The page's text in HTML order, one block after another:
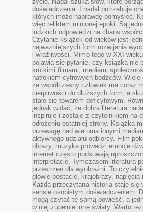
doświadczenia. I nadal potrzebuje
których może naprawdę pomyśleć.
więc reliktem minionej epoki. Są
ludzkich odpowiedzi na chaos
Czytanie książek od wieków jest
najważniejszych form rozwijania
i wrażliwości. Mimo tego w XXI
pojawia się pytanie, czy książka nie
krótkimi filmami, mediami
natłokiem cyfrowych bodźców.
że współczesny człowiek ma coraz
cierpliwości do dłuższych form, a
stało się towarem deficytowym.
jednak widać, że dobra literatura
inspiruje i zostaje z czytelnikiem na
odłożeniu ostatniej strony. Książka
przewagę nad wieloma innymi
aktywnego udziału odbiorcy. Film
obrazy, muzyka prowadzi emocje
internet często podsuwają
interpretacje. Tymczasem literatura
przestrzeń dla wyobraźni. To
głowie postacie, krajobrazy, napięcia
Każda przeczytana historia staje się
sensie osobistym doświadczeniem.
mogą czytać tę samą powieść, a
w niej zupełnie inne światy. Warto